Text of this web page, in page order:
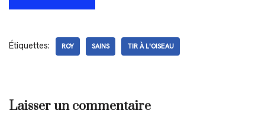
Étiquettes: ROY SAINS TIR À L'OISEAU
Laisser un commentaire